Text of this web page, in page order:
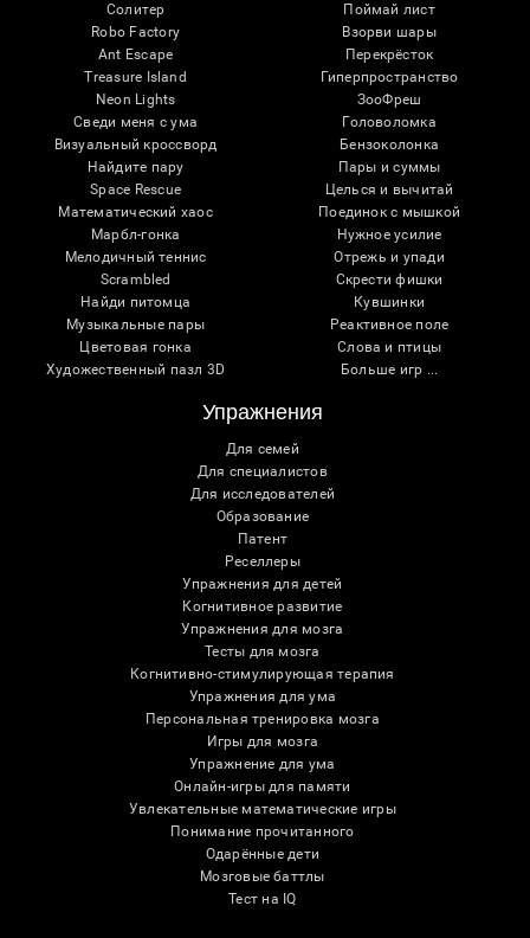
Солитер
Robo Factory
Ant Escape
Treasure Island
Neon Lights
Сведи меня с ума
Визуальный кроссворд
Найдите пару
Space Rescue
Математический хаос
Марбл-гонка
Мелодичный теннис
Scrambled
Найди питомца
Музыкальные пары
Цветовая гонка
Художественный пазл 3D
Поймай лист
Взорви шары
Перекрёсток
Гиперпространство
ЗооФреш
Головоломка
Бензоколонка
Пары и суммы
Целься и вычитай
Поединок с мышкой
Нужное усилие
Отрежь и упади
Скрести фишки
Кувшинки
Реактивное поле
Слова и птицы
Больше игр ...
Упражнения
Для семей
Для специалистов
Для исследователей
Образование
Патент
Реселлеры
Упражнения для детей
Когнитивное развитие
Упражнения для мозга
Тесты для мозга
Когнитивно-стимулирующая терапия
Упражнения для ума
Персональная тренировка мозга
Игры для мозга
Упражнение для ума
Онлайн-игры для памяти
Увлекательные математические игры
Понимание прочитанного
Одарённые дети
Мозговые баттлы
Тест на IQ